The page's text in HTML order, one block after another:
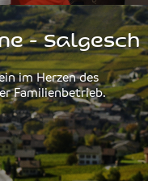
- Salgesch
im Herzen des
Familienbetrieb.